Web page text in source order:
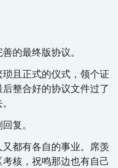
的最终版协议。
且正式的仪式，领个证
整合好的协议文件过了
复。
都有各自的事业。席羡
核，祝鸣那边也有自己